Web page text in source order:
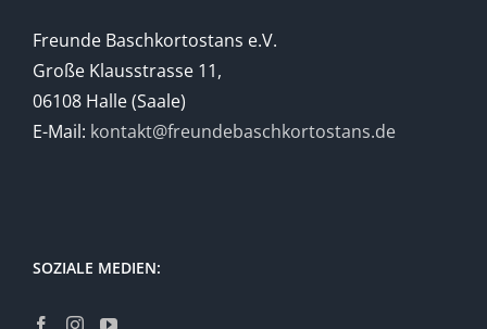
Freunde Baschkortostans e.V.
Große Klausstrasse 11,
06108 Halle (Saale)
E-Mail: kontakt@freundebaschkortostans.de
SOZIALE MEDIEN: